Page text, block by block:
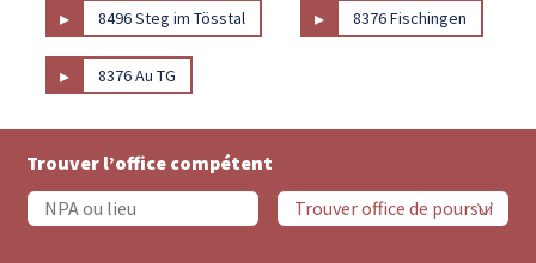
▸ 8496 Steg im Tösstal ▸ 8376 Fischingen
▸ 8376 Au TG
Trouver l’office compétent